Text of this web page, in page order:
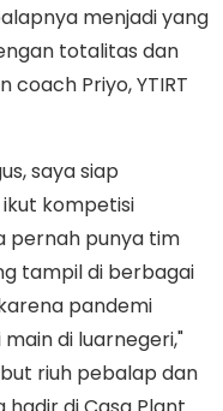
menjadi yang
totalitas dan
Priyo, YTIRT
saya siap
ikut kompetisi
pernah punya tim
tampil di berbagai
pandemi
di luarnegeri,"
riuh pebalap dan